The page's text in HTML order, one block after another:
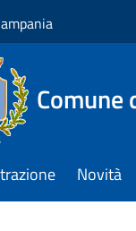
Comune
Novità